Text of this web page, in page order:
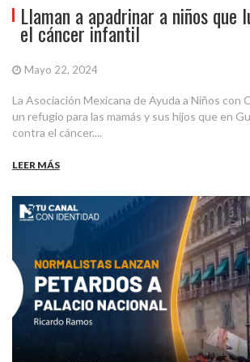
Llaman a apadrinar a niños que
el cáncer infantil
Mayo 22, 2024
La Asociación Mexicana de Ayuda a Niños con
un refugio para las mamás y sus hijos que en
contra el cáncer....
LEER MÁS